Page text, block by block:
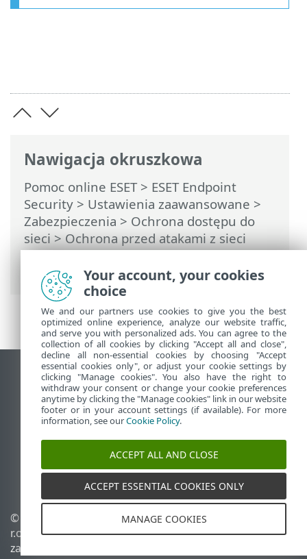
Nawigacja okruszkowa
Pomoc online ESET> ESET Endpoint
Security > Ustawienia zaawansowane >
Zabezpieczenia > Ochrona dostępu do
sieci>Ochrona przed atakami z sieci
(IDS)> Ochrona przed atakami brute
force
Wyświetl witrynę internetową dla
komputerów
End of Life
Baza wiedzy ESET
Forum ESET
ESET Status Portal
Pomoc regionalna
© 1992 - 2026 ESET, spol. s
r.o. – Wszelkie prawa
zastrzeżone.
Zarządzaj plikami cookie
Polityka dotycząca plików
Your account, your cookies
choice
We and our partners use cookies to give you the best
optimized online experience, analyze our website traffic,
and serve you with personalized ads. You can agree to the
collection of all cookies by clicking "Accept all and close",
decline all non-essential cookies by choosing "Accept
essential cookies only", or adjust your cookie settings by
clicking "Manage cookies". You also have the right to
withdraw your consent or change your cookie preferences
anytime by clicking the "Manage cookies" link in our website
footer or in your account settings (if available). For more
information, see ourCookie Policy.
ACCEPT ALL AND CLOSE
ACCEPT ESSENTIAL COOKIES ONLY
MANAGE COOKIES